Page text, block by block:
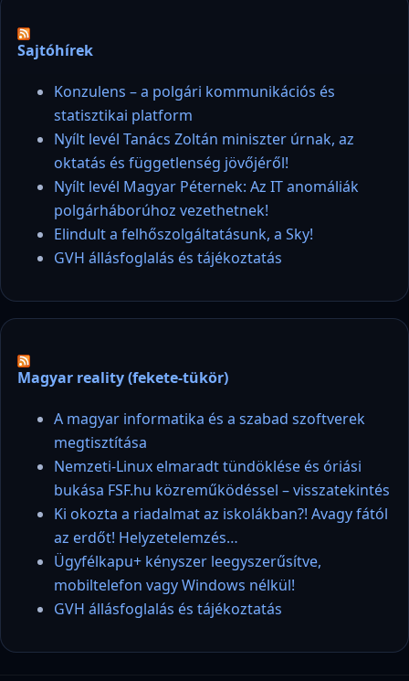
Sajtóhírek
Konzulens – a polgári kommunikációs és
statisztikai platform
Nyílt levél Tanács Zoltán miniszter úrnak, az
oktatás és függetlenség jövőjéről!
Nyílt levél Magyar Péternek: Az IT anomáliák
polgárháborúhoz vezethetnek!
Elindult a felhőszolgáltatásunk, a Sky!
GVH állásfoglalás és tájékoztatás
Magyar reality (fekete-tükör)
A magyar informatika és a szabad szoftverek
megtisztítása
Nemzeti-Linux elmaradt tündöklése és óriási
bukása FSF.hu közreműködéssel – visszatekintés
Ki okozta a riadalmat az iskolákban?! Avagy fától
az erdőt! Helyzetelemzés…
Ügyfélkapu+ kényszer leegyszerűsítve,
mobiltelefon vagy Windows nélkül!
GVH állásfoglalás és tájékoztatás